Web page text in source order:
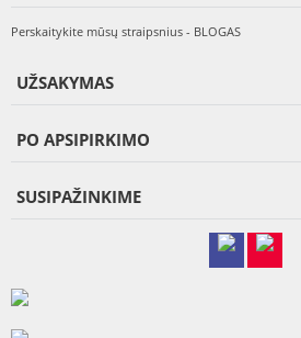
Perskaitykite mūsų straipsnius - BLOGAS
UŽSAKYMAS
PO APSIPIRKIMO
SUSIPAŽINKIME